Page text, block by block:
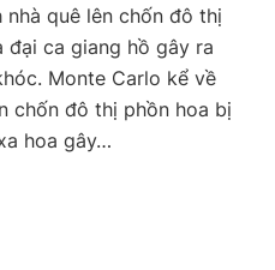
nhà quê lên chốn đô thị
đại ca giang hồ gây ra
Monte Carlo kể về
chốn đô thị phồn hoa bị
hoa gây…